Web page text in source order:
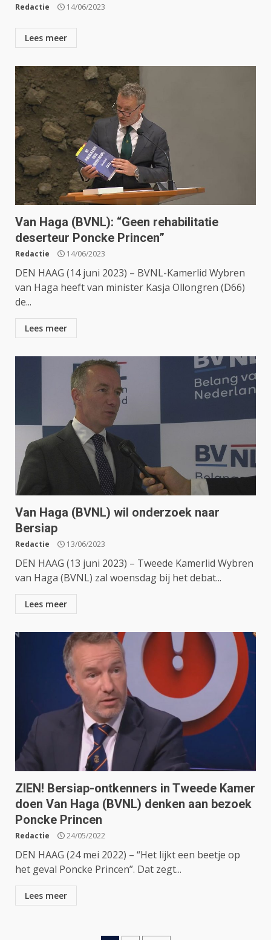
Redactie 14/06/2023
Lees meer
Van Haga (BVNL): “Geen rehabilitatie
deserteur Poncke Princen”
Redactie 14/06/2023
DEN HAAG (14 juni 2023) – BVNL-Kamerlid Wybren
van Haga heeft van minister Kasja Ollongren (D66)
de...
Lees meer
Van Haga (BVNL) wil onderzoek naar
Bersiap
Redactie 13/06/2023
DEN HAAG (13 juni 2023) – Tweede Kamerlid Wybren
van Haga (BVNL) zal woensdag bij het debat...
Lees meer
ZIEN! Bersiap-ontkenners in Tweede Kamer
doen Van Haga (BVNL) denken aan bezoek
Poncke Princen
Redactie 24/05/2022
DEN HAAG (24 mei 2022) – “Het lijkt een beetje op
het geval Poncke Princen”. Dat zegt...
Lees meer